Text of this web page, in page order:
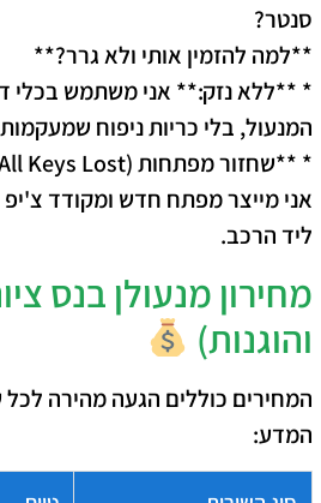
סנטר?
**למה להזמין אותי ולא גרר?**
המנעול, בלי כריות ניפוח
אני מייצר מפתח חדש ומקודד צ'יפ
ליד הרכב.
מחירון מנעולן בנס
והוגנות)
המחירים כוללים הגעה מהירה לכל
המדע: